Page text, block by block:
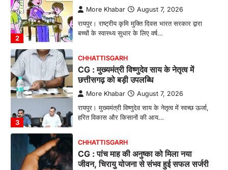
2
More Khabar August 7, 2026
रायपुर। राष्ट्रीय कृमि मुक्ति दिवस भारत सरकार द्वारा
बच्चों के स्वास्थ्य सुधार के लिए वर्ष…
3
CHHATTISGARH
CG : मुख्यमंत्री विष्णुदेव साय के नेतृत्व में
छत्तीसगढ़ को बड़ी उपलब्धि
More Khabar August 7, 2026
रायपुर। मुख्यमंत्री विष्णुदेव साय के नेतृत्व में स्वच्छ ऊर्जा,
हरित विकास और किसानों की आय…
CHHATTISGARH
CG : पांच माह की अनुष्का को मिला नया
जीवन, चिरायु योजना से संभव हुई सफल सर्जरी